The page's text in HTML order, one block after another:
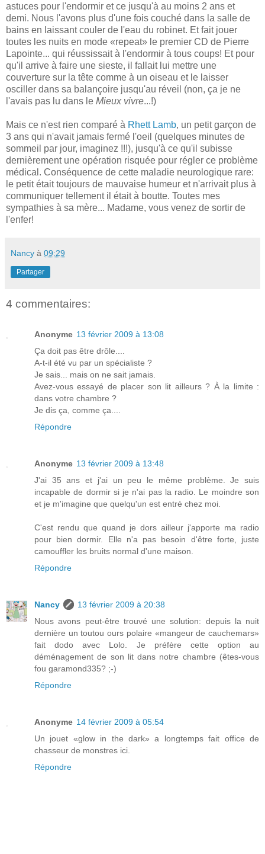
astuces pour l'endormir et ce jusqu'à au moins 2 ans et
demi. Nous l'avons plus d'une fois couché dans la salle de
bains en laissant couler de l'eau du robinet. Et fait jouer
toutes les nuits en mode «repeat» le premier CD de Pierre
Lapointe... qui réussissait à l'endormir à tous coups! Et pour
qu'il arrive à faire une sieste, il fallait lui mettre une
couverture sur la tête comme à un oiseau et le laisser
osciller dans sa balançoire jusqu'au réveil (non, ça je ne
l'avais pas lu dans le Mieux vivre...!)
Mais ce n'est rien comparé à Rhett Lamb, un petit garçon de
3 ans qui n'avait jamais fermé l'oeil (quelques minutes de
sommeil par jour, imaginez !!!), jusqu'à ce qu'il subisse
dernièrement une opération risquée pour régler ce problème
médical. Conséquence de cette maladie neurologique rare:
le petit était toujours de mauvaise humeur et n'arrivait plus à
communiquer tellement il était à boutte. Toutes mes
sympathies à sa mère... Madame, vous venez de sortir de
l'enfer!
Nancy à 09:29
Partager
4 commentaires:
Anonyme 13 février 2009 à 13:08
Ça doit pas être drôle....
A-t-il été vu par un spécialiste ?
Je sais... mais on ne sait jamais.
Avez-vous essayé de placer son lit ailleurs ? À la limite :
dans votre chambre ?
Je dis ça, comme ça....
Répondre
Anonyme 13 février 2009 à 13:48
J'ai 35 ans et j'ai un peu le même problème. Je suis
incapable de dormir si je n'ai pas la radio. Le moindre son
et je m'imagine que quelqu'un est entré chez moi.
C'est rendu que quand je dors ailleur j'apporte ma radio
pour bien dormir. Elle n'a pas besoin d'être forte, juste
camouffler les bruits normal d'une maison.
Répondre
Nancy
13 février 2009 à 20:38
Nous avons peut-être trouvé une solution: depuis la nuit
dernière un toutou ours polaire «mangeur de cauchemars»
fait dodo avec Lolo. Je préfère cette option au
déménagement de son lit dans notre chambre (êtes-vous
fou garamond335? ;-)
Répondre
Anonyme 14 février 2009 à 05:54
Un jouet «glow in the dark» a longtemps fait office de
chasseur de monstres ici.
Répondre